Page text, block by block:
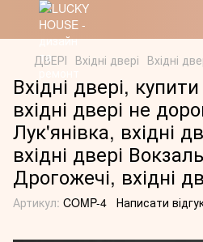
ДВЕРІ Вхідні двері Вхідні
Вхідні двері,
вхідні двері не
Лук'янівка, вхідні
вхідні двері
Дрогожечі, вхідні
Артикул: COMP-4 Написати